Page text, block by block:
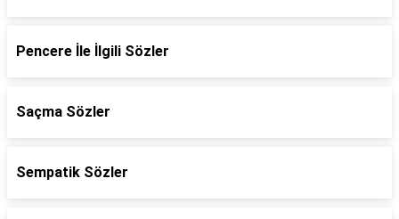
Pencere İle İlgili Sözler
Saçma Sözler
Sempatik Sözler